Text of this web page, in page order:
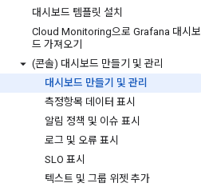
대시보드 템플릿 설치
Cloud Monitoring으로 Grafana 대시보
드 가져오기
(콘솔) 대시보드 만들기 및 관리
대시보드 만들기 및 관리
측정항목 데이터 표시
알림 정책 및 이슈 표시
로그 및 오류 표시
SLO 표시
텍스트 및 그룹 위젯 추가